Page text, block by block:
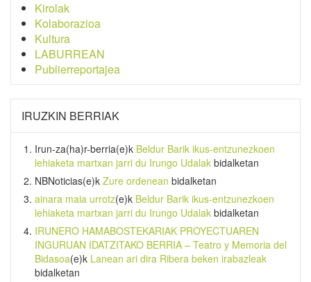
Kirolak
Kolaborazioa
Kultura
LABURREAN
Publierreportajea
IRUZKIN BERRIAK
Irun-za(ha)r-berria(e)k Beldur Barik ikus-entzunezkoen
lehiaketa martxan jarri du Irungo Udalak bidalketan
NBNoticias(e)k Zure ordenean bidalketan
ainara maia urrotz(e)k Beldur Barik ikus-entzunezkoen
lehiaketa martxan jarri du Irungo Udalak bidalketan
IRUNERO HAMABOSTEKARIAK PROYECTUAREN
INGURUAN IDATZITAKO BERRIA – Teatro y Memoria del
Bidasoa(e)k Lanean ari dira Ribera beken irabazleak
bidalketan